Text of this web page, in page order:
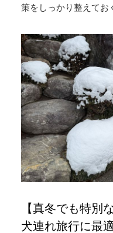
策をしっかり整えてお
【真冬でも特別
犬連れ旅行に最